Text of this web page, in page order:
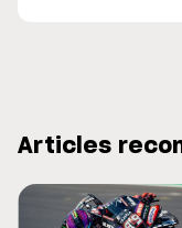
Articles